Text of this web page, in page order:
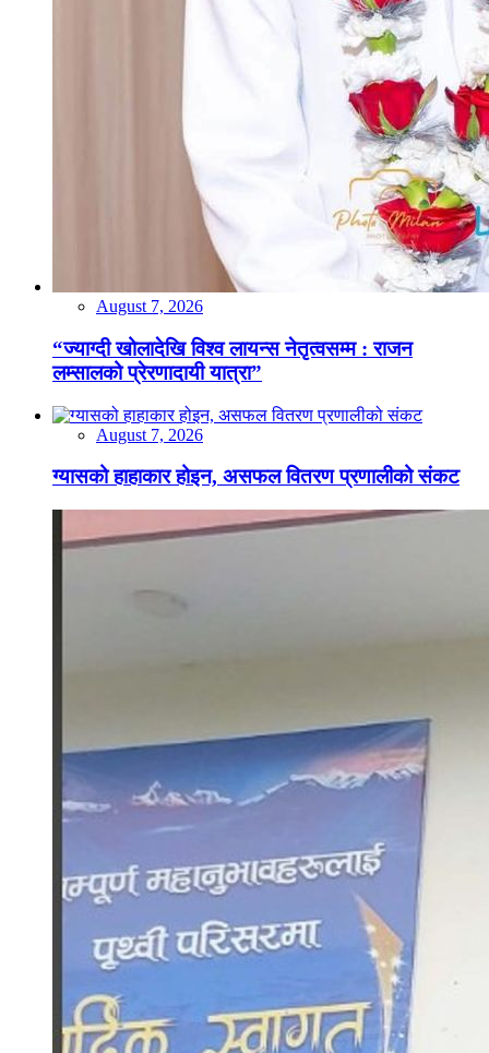
August 7, 2026
“ज्याग्दी खोलादेखि विश्व लायन्स नेतृत्वसम्म : राजन
लम्सालको प्रेरणादायी यात्रा”
August 7, 2026
ग्यासको हाहाकार होइन, असफल वितरण प्रणालीको संकट